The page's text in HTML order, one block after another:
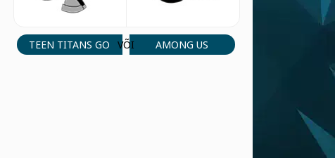
TEEN TITANS GO VÕI AMONG US